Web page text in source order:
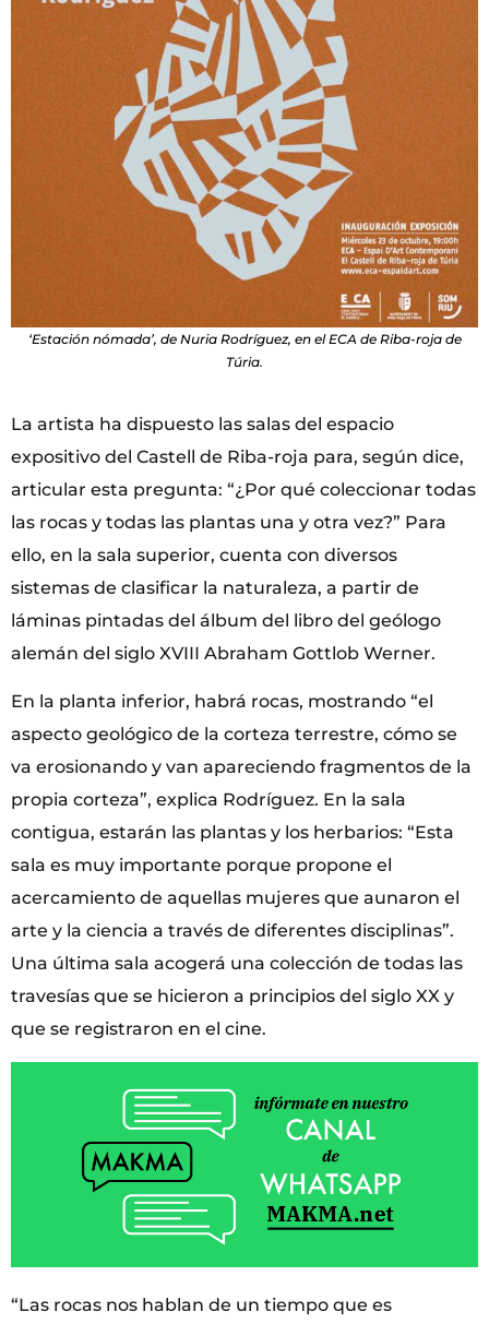
‘Estación nómada’, de Nuria Rodríguez, en el ECA de Riba-roja de
Túria.
La artista ha dispuesto las salas del espacio
expositivo del Castell de Riba-roja para, según dice,
articular esta pregunta: “¿Por qué coleccionar todas
las rocas y todas las plantas una y otra vez?” Para
ello, en la sala superior, cuenta con diversos
sistemas de clasificar la naturaleza, a partir de
láminas pintadas del álbum del libro del geólogo
alemán del siglo XVIII Abraham Gottlob Werner.
En la planta inferior, habrá rocas, mostrando “el
aspecto geológico de la corteza terrestre, cómo se
va erosionando y van apareciendo fragmentos de la
propia corteza”, explica Rodríguez. En la sala
contigua, estarán las plantas y los herbarios: “Esta
sala es muy importante porque propone el
acercamiento de aquellas mujeres que aunaron el
arte y la ciencia a través de diferentes disciplinas”.
Una última sala acogerá una colección de todas las
travesías que se hicieron a principios del siglo XX y
que se registraron en el cine.
“Las rocas nos hablan de un tiempo que es